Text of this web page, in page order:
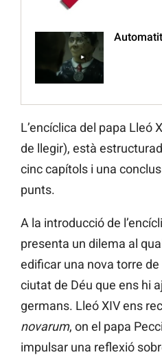
L’encíclica del papa Lleó
de llegir), està
cinc capítols i una
punts.
A la introducció de
presenta un dilema al
edificar una nova torre
ciutat de Déu que ens hi
germans. Lleó XIV ens
novarum, on el papa
impulsar una reflexió